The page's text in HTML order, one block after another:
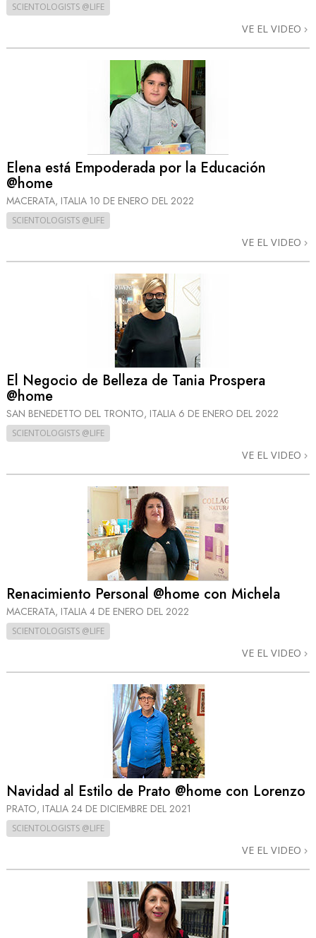
SCIENTOLOGISTS @LIFE
VE EL VIDEO
Elena está Empoderada por la Educación
@home
MACERATA, ITALIA 10 DE ENERO DEL 2022
SCIENTOLOGISTS @LIFE
VE EL VIDEO
El Negocio de Belleza de Tania Prospera
@home
SAN BENEDETTO DEL TRONTO, ITALIA 6 DE ENERO DEL 2022
SCIENTOLOGISTS @LIFE
VE EL VIDEO
Renacimiento Personal @home con Michela
MACERATA, ITALIA 4 DE ENERO DEL 2022
SCIENTOLOGISTS @LIFE
VE EL VIDEO
Navidad al Estilo de Prato @home con Lorenzo
PRATO, ITALIA 24 DE DICIEMBRE DEL 2021
SCIENTOLOGISTS @LIFE
VE EL VIDEO